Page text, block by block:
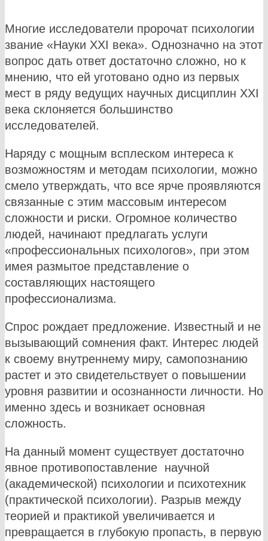
Многие исследователи пророчат психологии
звание «Науки XXI века». Однозначно на этот
вопрос дать ответ достаточно сложно, но к
мнению, что ей уготовано одно из первых
мест в ряду ведущих научных дисциплин XXI
века склоняется большинство
исследователей.
Наряду с мощным всплеском интереса к
возможностям и методам психологии, можно
смело утверждать, что все ярче проявляются
связанные с этим массовым интересом
сложности и риски. Огромное количество
людей, начинают предлагать услуги
«профессиональных психологов», при этом
имея размытое представление о
составляющих настоящего
профессионализма.
Спрос рождает предложение. Известный и не
вызывающий сомнения факт. Интерес людей
к своему внутреннему миру, самопознанию
растет и это свидетельствует о повышении
уровня развитии и осознанности личности. Но
именно здесь и возникает основная
сложность.
На данный момент существует достаточно
явное противопоставление научной
(академической) психологии и психотехник
(практической психологии). Разрыв между
теорией и практикой увеличивается и
превращается в глубокую пропасть, в первую